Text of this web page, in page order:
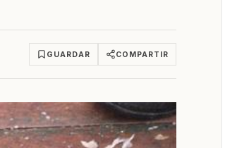
GUARDAR COMPARTIR